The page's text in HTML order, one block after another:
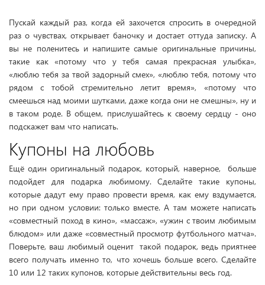
Пускай каждый раз, когда ей захочется спросить в очередной
раз о чувствах, открывает баночку и достает оттуда записку. А
вы не поленитесь и напишите самые оригинальные причины,
такие как «потому что у тебя самая прекрасная улыбка»,
«люблю тебя за твой задорный смех», «люблю тебя, потому что
рядом с тобой стремительно летит время», «потому что
смеешься над моими шутками, даже когда они не смешны», ну и
в таком роде. В общем, прислушайтесь к своему сердцу - оно
подскажет вам что написать.
Купоны на любовь
Ещё один оригинальный подарок, который, наверное, больше
подойдет для подарка любимому. Сделайте такие купоны,
которые дадут ему право провести время, как ему вздумается,
но при одном условии: только вместе. А там можете написать
«совместный поход в кино», «массаж», «ужин с твоим любимым
блюдом» или даже «совместный просмотр футбольного матча».
Поверьте, ваш любимый оценит такой подарок, ведь приятнее
всего получать именно то, что хочешь больше всего. Сделайте
10 или 12 таких купонов, которые действительны весь год.